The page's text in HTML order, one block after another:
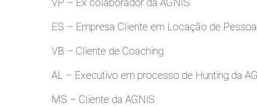
VP – Ex colaborador da AGNIS
ES – Empresa Cliente em Locação de
VB – Cliente de Coaching
AL – Executivo em processo de Hunting da
MS – Cliente da AGNIS